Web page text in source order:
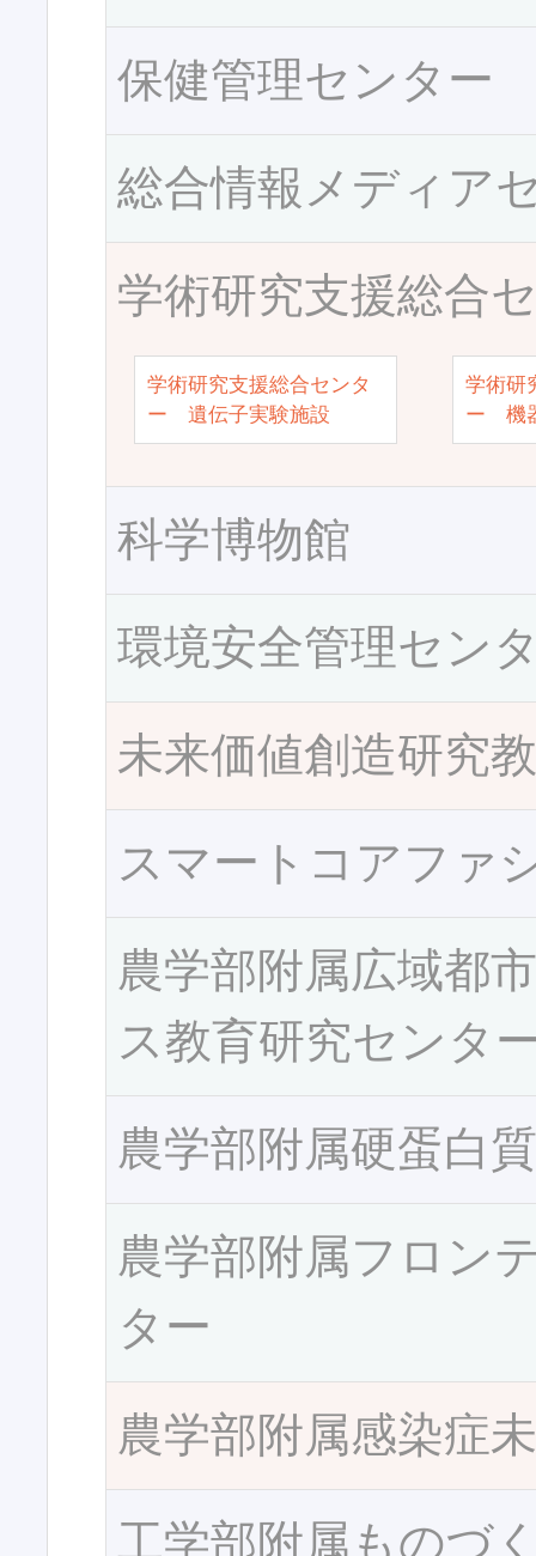
保健管理センター
総合情報メディア
学術研究支援総合
学術研究支援総合センタ
ー 遺伝子実験施設
学術研
ー 機
科学博物館
環境安全管理セン
未来価値創造研究
スマートコアファ
農学部附属広域都
ス教育研究センタ
農学部附属硬蛋白
農学部附属フロン
ター
農学部附属感染症
工学部附属ものづ